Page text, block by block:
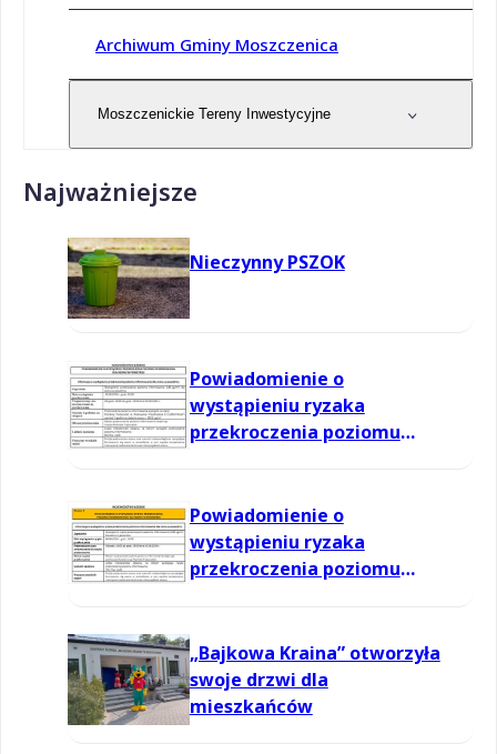
Archiwum Gminy Moszczenica
Moszczenickie Tereny Inwestycyjne
Najważniejsze
Nieczynny PSZOK
Powiadomienie o
wystąpieniu ryzaka
przekroczenia poziomu
Powiadomienie o
wystąpieniu ryzaka
przekroczenia poziomu
„Bajkowa Kraina” otworzyła
swoje drzwi dla
mieszkańców